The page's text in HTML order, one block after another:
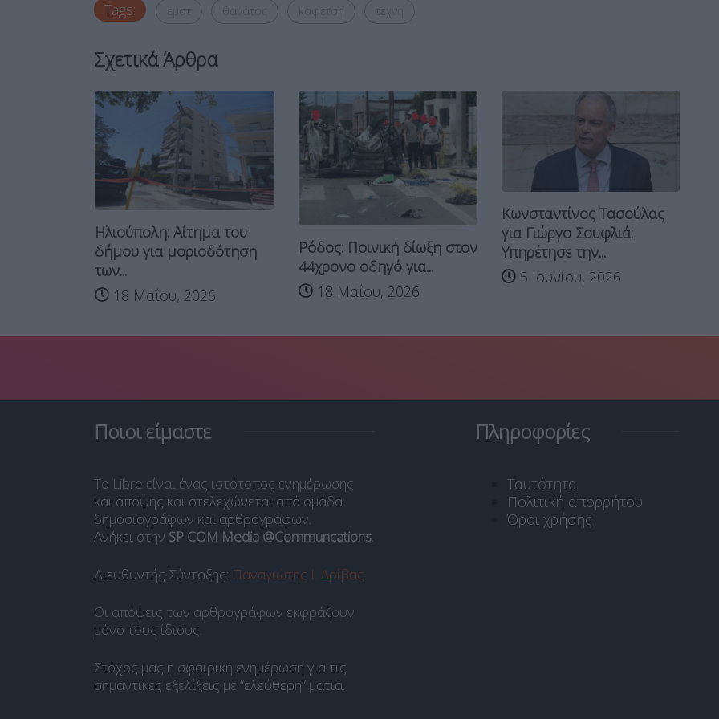
Tags:
Σχετικά Άρθρα
Ηλιούπολη: Αίτημα του
δήμου για μοριοδότηση
των...
18 Μαΐου, 2026
Ρόδος: Ποινική δίωξη στον
44χρονο οδηγό για...
18 Μαΐου, 2026
Κωνσταντίνος Τασούλας
για Γιώργο Σουφλιά:
Υπηρέτησε την...
5 Ιουνίου, 2026
Ποιοι είμαστε
Το Libre είναι ένας ιστότοπος ενημέρωσης
και άποψης και στελεχώνεται από ομάδα
δημοσιογράφων και αρθρογράφων.
Ανήκει στην SP COM Media @Communcations.
Διευθυντής Σύνταξης: Παναγιώτης Ι. Δρίβας.
Οι απόψεις των αρθρογράφων εκφράζουν
μόνο τους ίδιους.
Στόχος μας η σφαιρική ενημέρωση για τις
σημαντικές εξελίξεις με “ελεύθερη” ματιά.
Πληροφορίες
Ταυτότητα
Πολιτική απορρήτου
Όροι χρήσης